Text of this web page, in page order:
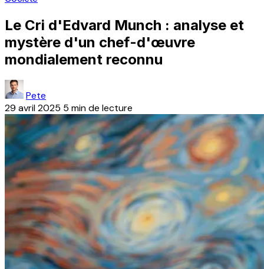
Le Cri d'Edvard Munch : analyse et
mystère d'un chef-d'œuvre
mondialement reconnu
Pete
29 avril 2025 5 min de lecture